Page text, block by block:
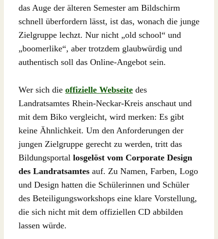
das Auge der älteren Semester am Bildschirm
schnell überfordern lässt, ist das, wonach die junge
Zielgruppe lechzt. Nur nicht „old school“ und
„boomerlike“, aber trotzdem glaubwürdig und
authentisch soll das Online-Angebot sein.
Wer sich die offizielle Webseite des
Landratsamtes Rhein-Neckar-Kreis anschaut und
mit dem Biko vergleicht, wird merken: Es gibt
keine Ähnlichkeit. Um den Anforderungen der
jungen Zielgruppe gerecht zu werden, tritt das
Bildungsportal losgelöst vom Corporate Design
des Landratsamtes auf. Zu Namen, Farben, Logo
und Design hatten die Schülerinnen und Schüler
des Beteiligungsworkshops eine klare Vorstellung,
die sich nicht mit dem offiziellen CD abbilden
lassen würde.